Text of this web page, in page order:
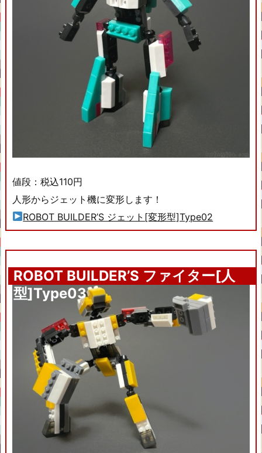
値段：税込110円
人形からジェット機に変形します！
ROBOT BUILDER’S ジェット[変形型]Type02
ROBOT BUILDER’S ファイター[人
型]Type03